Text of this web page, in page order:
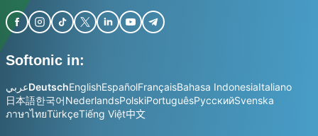
Softonic in:
عربيDeutschEnglishEspañolFrançaisBahasa IndonesiaItaliano
日本語한국어NederlandsPolskiPortuguêsРусскийSvenska
ภาษาไทยTürkçeTiếng Việt中文